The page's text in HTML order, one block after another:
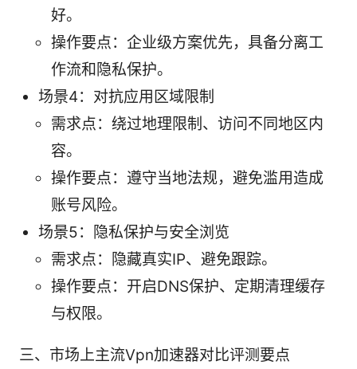
好。
操作要点：企业级方案优先，具备分离工
作流和隐私保护。
场景4：对抗应用区域限制
需求点：绕过地理限制、访问不同地区内
容。
操作要点：遵守当地法规，避免滥用造成
账号风险。
场景5：隐私保护与安全浏览
需求点：隐藏真实IP、避免跟踪。
操作要点：开启DNS保护、定期清理缓存
与权限。
三、市场上主流Vpn加速器对比评测要点